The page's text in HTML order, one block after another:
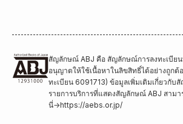
สัญลักษณ์ ABJ คือ สัญลักษณ์การลงทะเบีย
อนุญาตให้ใช้เนื้อหาในลิขสิทธิ์ได้อย่างถูกต้
ทะเบียน 6091713) ข้อมูลเพิ่มเติมเกี่ยวกับ
รายการบริการที่แสดงสัญลักษณ์ ABJ สามา
นี่→https://aebs.or.jp/